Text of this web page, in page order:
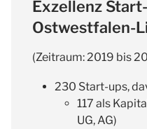
Exzellenz
Ostwestfalen-
(Zeitraum: 2019 bis
230 Start-ups,
117 als
UG, AG)